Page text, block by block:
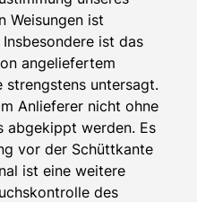
Weisungen ist
ist das
angeliefertem
strengstens untersagt.
Anlieferer nicht ohne
abgekippt werden. Es
vor der Schüttkante
ist eine weitere
des